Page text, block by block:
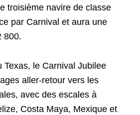
troisième navire de classe
par Carnival et aura une
800.
Texas, le Carnival Jubilee
aller-retour vers les
avec des escales à
Costa Maya, Mexique et